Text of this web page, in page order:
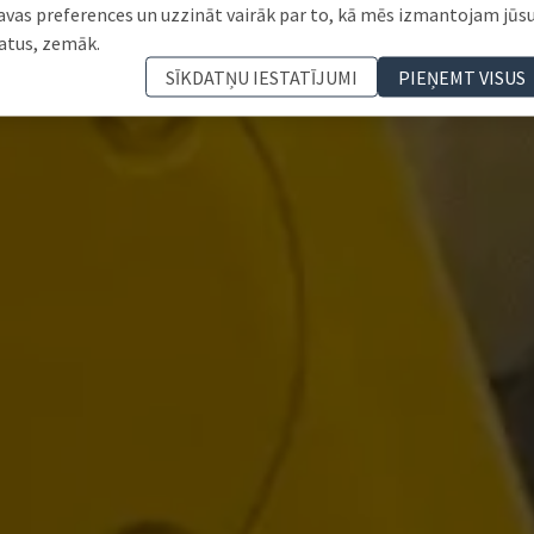
preferences un uzzināt vairāk par to, kā mēs izmantojam
zemāk.
SĪKDATŅU IESTATĪJUMI
PIEŅEMT VISUS